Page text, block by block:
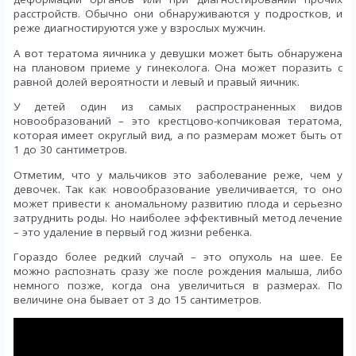
расстройств. Обычно они обнаруживаются у подростков, и
реже диагностируются уже у взрослых мужчин.
А вот тератома яичника у девушки может быть обнаружена
на плановом приеме у гинеколога. Она может поразить с
равной долей вероятности и левый и правый яичник.
У детей один из самых распространенных видов
новообразований – это крестцово-копчиковая тератома,
которая имеет округлый вид, а по размерам может быть от
1 до 30 сантиметров.
Отметим, что у мальчиков это заболевание реже, чем у
девочек. Так как новообразование увеличивается, то оно
может привести к аномальному развитию плода и серьезно
затруднить роды. Но наиболее эффективный метод лечение
– это удаление в первый год жизни ребенка.
Гораздо более редкий случай – это опухоль на шее. Ее
можно распознать сразу же после рождения малыша, либо
немного позже, когда она увеличиться в размерах. По
величине она бывает от 3 до 15 сантиметров.